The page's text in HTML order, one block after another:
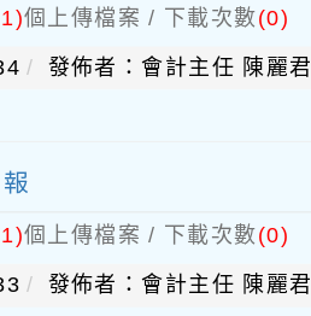
個上傳檔案 / 下載次數(0)
發佈者：會計主任 陳麗君
個上傳檔案 / 下載次數(0)
發佈者：會計主任 陳麗君